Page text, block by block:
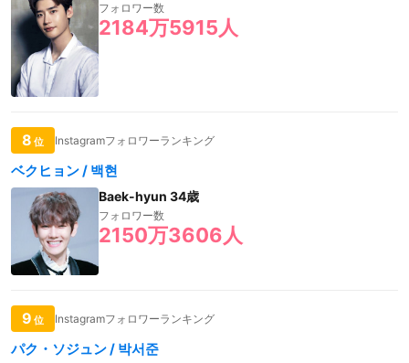
フォロワー数
2184万5915人
8 位 Instagramフォロワーランキング
ベクヒョン / 백현
Baek-hyun 34歳
フォロワー数
2150万3606人
9 位 Instagramフォロワーランキング
パク・ソジュン / 박서준